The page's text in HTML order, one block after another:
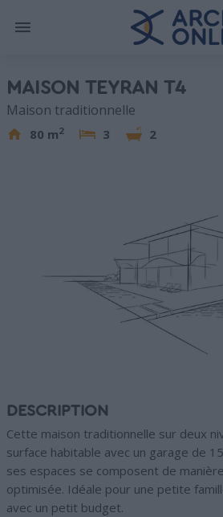
MAISON TEYRAN T4
Maison traditionnelle
80 m2 3 2
DESCRIPTION
Cette maison traditionnelle sur deux
surface habitable avec un garage de
ses espaces se composent de
optimisée. Idéale pour une petite
avec un petit budget.